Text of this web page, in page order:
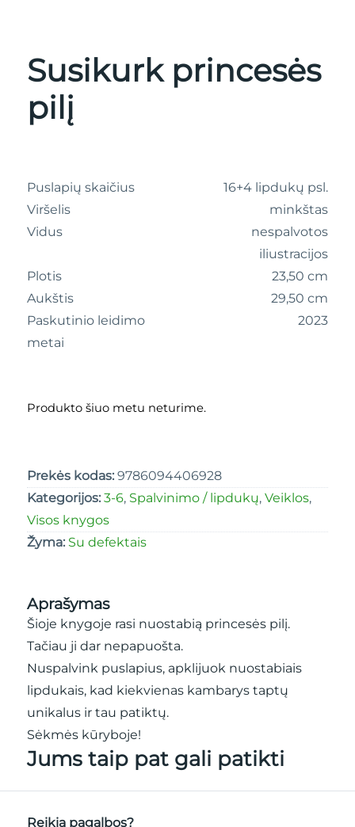
Susikurk princesės
pilį
Puslapių skaičius
16+4 lipdukų psl.
Viršelis
minkštas
Vidus
nespalvotos
iliustracijos
Plotis
23,50 cm
Aukštis
29,50 cm
Paskutinio leidimo
metai
2023
Produkto šiuo metu neturime.
Prekės kodas: 9786094406928
Kategorijos: 3-6, Spalvinimo / lipdukų, Veiklos,
Visos knygos
Žyma: Su defektais
Aprašymas
Šioje knygoje rasi nuostabią princesės pilį.
Tačiau ji dar nepapuošta.
Nuspalvink puslapius, apklijuok nuostabiais
lipdukais, kad kiekvienas kambarys taptų
unikalus ir tau patiktų.
Sėkmės kūryboje!
Jums taip pat gali patikti
Reikia pagalbos?